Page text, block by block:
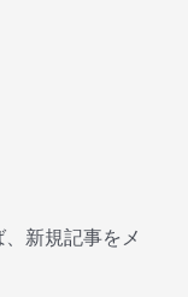
新規記事をメ